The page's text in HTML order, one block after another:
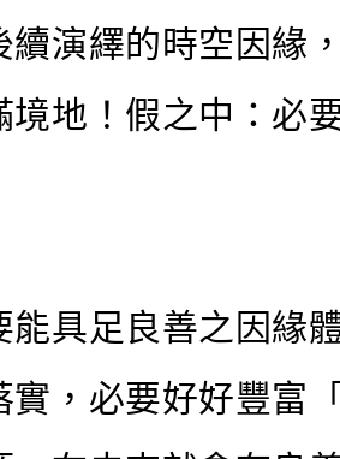
續演繹的時空因緣
境地！假之中：必
能具足良善之因緣
實，必要好好豐富